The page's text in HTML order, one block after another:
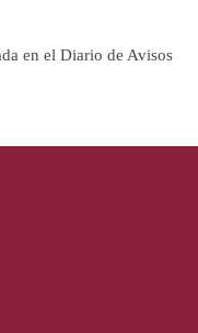
en el Diario de Avisos